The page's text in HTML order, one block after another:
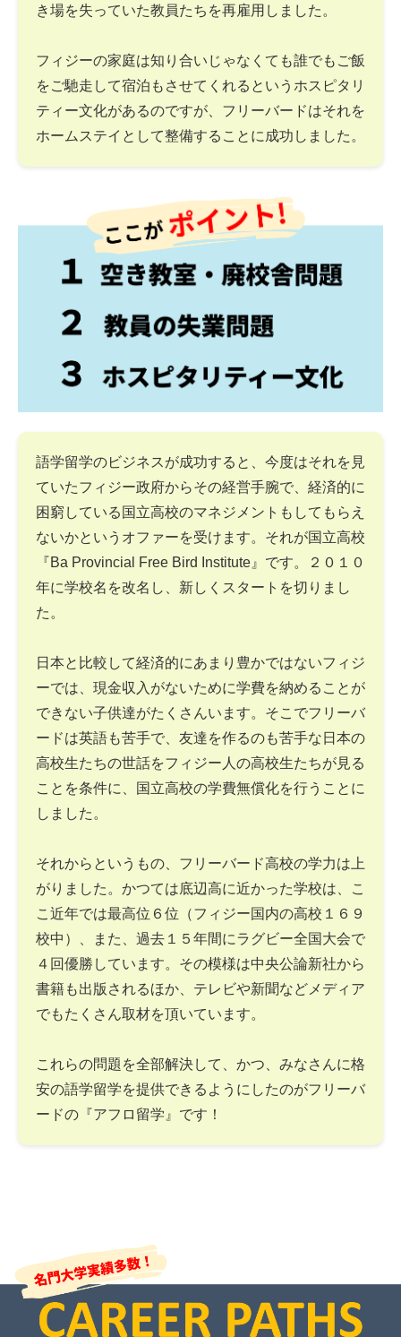
き場を失っていた教員たちを再雇用しました。
フィジーの家庭は知り合いじゃなくても誰でもご飯
をご馳走して宿泊もさせてくれるというホスピタリ
ティー文化があるのですが、フリーバードはそれを
ホームステイとして整備することに成功しました。
語学留学のビジネスが成功すると、今度はそれを見
ていたフィジー政府からその経営手腕で、経済的に
困窮している国立高校のマネジメントもしてもらえ
ないかというオファーを受けます。それが国立高校
『Ba Provincial Free Bird Institute』です。２０１０
年に学校名を改名し、新しくスタートを切りまし
た。
日本と比較して経済的にあまり豊かではないフィジ
ーでは、現金収入がないために学費を納めることが
できない子供達がたくさんいます。そこでフリーバ
ードは英語も苦手で、友達を作るのも苦手な日本の
高校生たちの世話をフィジー人の高校生たちが見る
ことを条件に、国立高校の学費無償化を行うことに
しました。
それからというもの、フリーバード高校の学力は上
がりました。かつては底辺高に近かった学校は、こ
こ近年では最高位６位（フィジー国内の高校１６９
校中）、また、過去１５年間にラグビー全国大会で
４回優勝しています。その模様は中央公論新社から
書籍も出版されるほか、テレビや新聞などメディア
でもたくさん取材を頂いています。
これらの問題を全部解決して、かつ、みなさんに格
安の語学留学を提供できるようにしたのがフリーバ
ードの『アフロ留学』です！